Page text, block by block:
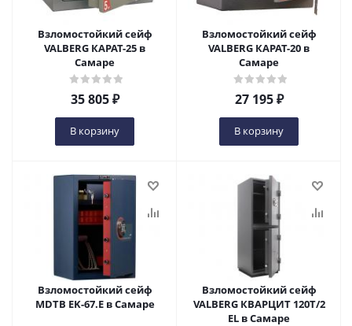
Взломостойкий сейф
VALBERG КАРАТ-25 в
Самаре
35 805₽
В корзину
Взломостойкий сейф
VALBERG КАРАТ-20 в
Самаре
27 195₽
В корзину
Взломостойкий сейф
MDTB EK-67.E в Самаре
Взломостойкий сейф
VALBERG КВАРЦИТ 120Т/2
EL в Самаре